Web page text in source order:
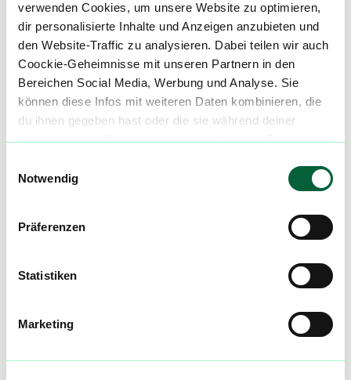
verwenden Cookies, um unsere Website zu optimieren,
dir personalisierte Inhalte und Anzeigen anzubieten und
den Website-Traffic zu analysieren. Dabei teilen wir auch
Coockie-Geheimnisse mit unseren Partnern in den
Bereichen Social Media, Werbung und Analyse. Sie
können diese Infos mit weiteren Daten kombinieren, die
du ihnen gegeben hast oder die sie während deiner
wilden Internet-Abenteuer gesammelt haben. Begleite
Notwendig
Präferenzen
Statistiken
Marketing
Cannabisblüten mit diesem Strain
Produktbewertungen zu
Pedanios 8/8
Equiposa
0,0 (0)
aktualisiert! Hilf uns mit Deinen Kommentaren
und Bewertungen flowzz noch besser zu